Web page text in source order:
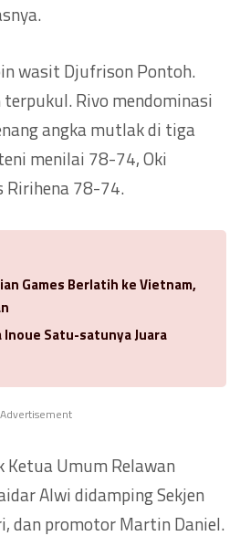
wasit Djufrison Pontoh.
Rivo mendominasi
angka mutlak di tiga
menilai 78-74, Oki
Ririhena 78-74.
Games Berlatih ke Vietnam,
Satu-satunya Juara
Advertisement
Ketua Umum Relawan
Alwi didamping Sekjen
dan promotor Martin Daniel.